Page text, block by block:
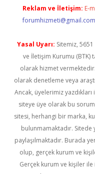
Reklam ve İletişim: E-
forumhizmeti@gmail.com
Yasal Uyarı: Sitemiz,
ve İletişim Kurumu (BTK)
olarak hizmet
olarak denetleme veya
Ancak, üyelerimiz
siteye üye olarak bu
sitesi, herhangi bir marka,
bulunmamaktadır. Sitede
paylaşılmaktadır. Burada
olup, gerçek kurum ve
Gerçek kurum ve kişiler